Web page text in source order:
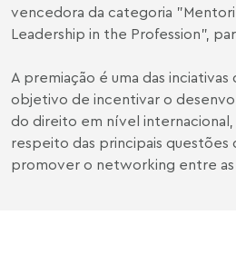
vencedora da categoria
Leadership in the Profession",
A premiação é uma das
objetivo de incentivar o
do direito em nível internacional,
respeito das principais questões
promover o networking entre as